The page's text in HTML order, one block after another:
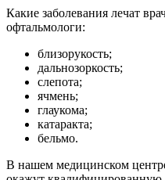
Какие заболевания лечат
офтальмологи:
близорукость;
дальнозоркость;
слепота;
ячмень;
глаукома;
катаракта;
бельмо.
В нашем медицинском